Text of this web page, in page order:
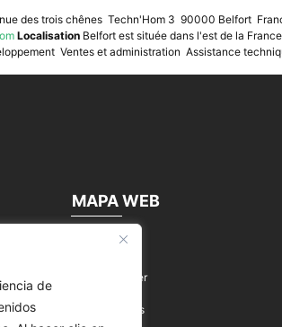
de
des trois chênes Techn'Hom 3 90000 Belfort
Localisation Belfort est située dans l'est de la
Ventes et administration Assistance
MAPA WEB
nous contacter
Nos Actualités